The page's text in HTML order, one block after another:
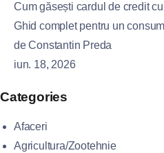
Cum găsești cardul de credit
Ghid complet pentru un
de Constantin Preda
iun. 18, 2026
Categories
Afaceri
Agricultura/Zootehnie